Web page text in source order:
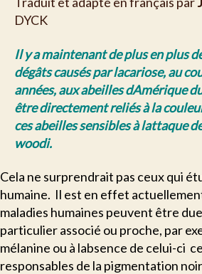
DYCK
Il y a maintenant de plus en plus
dégâts causés par lacariose, au
années, aux abeilles dAmérique
être directement reliés à la
ces abeilles sensibles à lattaque
woodi.
Cela ne surprendrait pas ceux qui
humaine. Il est en effet
maladies humaines peuvent être
particulier associé ou proche, par
mélanine ou à labsence de celui-ci 
responsables de la pigmentation